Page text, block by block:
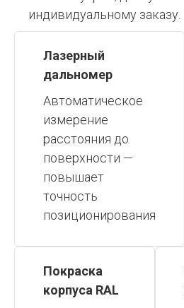
индивидуальному заказу.
Лазерный
дальномер
Автоматическое
измерение
расстояния до
поверхности —
повышает
точность
позиционирования
Покраска
корпуса RAL